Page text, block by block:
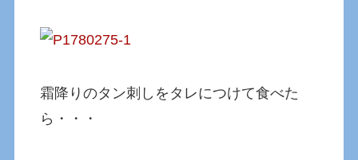
霜降りのタン刺しをタレにつけて食べた
ら・・・